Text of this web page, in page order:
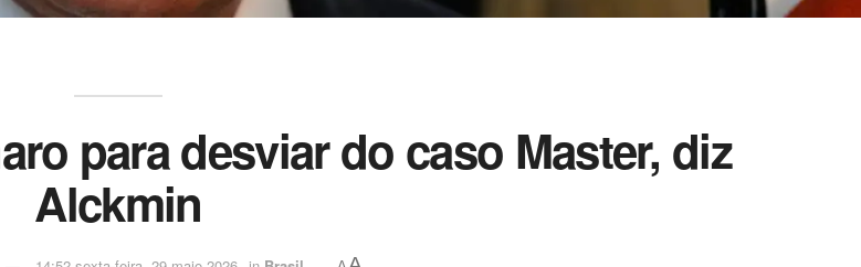
para desviar do caso Master, diz
Alckmin